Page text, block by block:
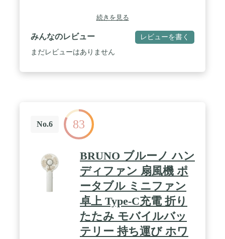
続きを見る
みんなのレビュー レビューを書く
まだレビューはありません
No.6 83
BRUNO ブルーノ ハン
ディファン 扇風機 ポ
ータブル ミニファン
卓上 Type-C充電 折り
たたみ モバイルバッ
テリー 持ち運び ホワ